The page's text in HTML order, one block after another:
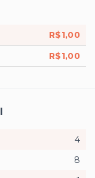
R$1,00
R$1,00
4
8